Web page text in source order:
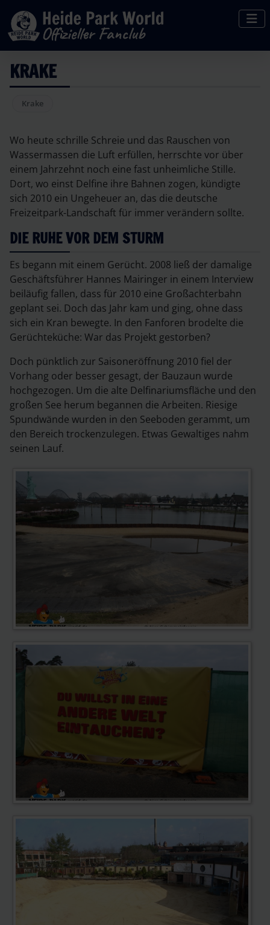
KRAKE
Krake
Wo heute schrille Schreie und das Rauschen von
Wassermassen die Luft erfüllen, herrschte vor über
einem Jahrzehnt noch eine fast unheimliche Stille.
Dort, wo einst Delfine ihre Bahnen zogen, kündigte
sich 2010 ein Ungeheuer an, das die deutsche
Freizeitpark-Landschaft für immer verändern sollte.
DIE RUHE VOR DEM STURM
Es begann mit einem Gerücht. 2008 ließ der damalige
Geschäftsführer Hannes Mairinger in einem Interview
beiläufig fallen, dass für 2010 eine Großachterbahn
geplant sei. Doch das Jahr kam und ging, ohne dass
sich ein Kran bewegte. In den Fanforen brodelte die
Gerüchteküche: War das Projekt gestorben?
Doch pünktlich zur Saisoneröffnung 2010 fiel der
Vorhang oder besser gesagt, der Bauzaun wurde
hochgezogen. Um die alte Delfinariumsfläche und den
großen See herum begannen die Arbeiten. Riesige
Spundwände wurden in den Seeboden gerammt, um
den Bereich trockenzulegen. Etwas Gewaltiges nahm
seinen Lauf.